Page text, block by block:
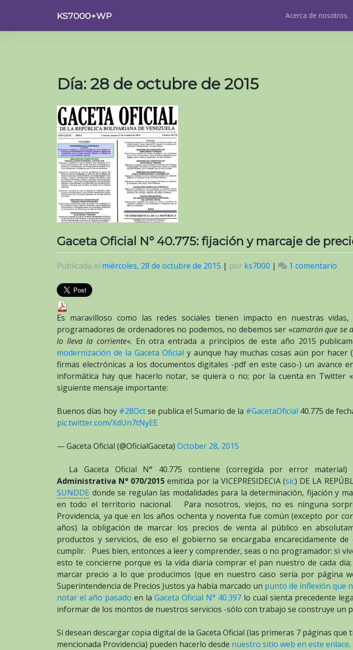
contenido
KS7000+WP Acerca de nosotros.
Día: 28 de octubre de 2015
Gaceta Oficial N° 40.775: fijación y marcaje de
Publicada el miércoles, 28 de octubre de 2015 | por ks7000 | 1 comentario
y
de
Es maravilloso como las redes sociales tienen impacto en nuestras
programadores de ordenadores no podemos, no debemos ser «camarón que se
lo lleva la corriente«. En otra entrada a principios de este año 2015
modernización de la Gaceta Oficial y aunque hay muchas cosas aún por hacer
firmas electrónicas a los documentos digitales -pdf en este caso-) un avance
informática hay que hacerlo notar, se quiera o no; por la cuenta en Twitter
siguiente mensaje importante:
Buenos días hoy #28Octse publica el Sumario de la #GacetaOficial 40.775 de
pic.twitter.com/XdUn7tNyEE
— Gaceta Oficial (@OficialGaceta) October 28, 2015
La Gaceta Oficial N° 40.775 contiene (corregida por error material)
Administrativa N° 070/2015emitida por la VICEPRESIDECIA (sic) DE LA
SUNDDE donde se regulan las modalidades para la determinación, fijación y
en todo el territorio nacional. Para nosotros, viejos, no es ninguna
Providencia, ya que en los años ochenta y noventa fue común (excepto por
años) la obligación de marcar los precios de venta al público en
productos y servicios, de eso el gobierno se encargaba encarecidamente
cumplir. Pues bien, entonces a leer y comprender, seas o no programador: si
esto te concierne porque es la vida diaria comprar el pan nuestro de cada
marcar precio a lo que producimos (que en nuestro caso sería por página
Superintendencia de Precios Justos ya había marcado un punto de inflexión que
notar el año pasado en la Gaceta Oficial N° 40.397 lo cual sienta precedente
informar de los montos de nuestros servicios -sólo con trabajo se construye un
Si desean descargar copia digital de la Gaceta Oficial (las primeras 7 páginas que
mencionada Providencia) pueden hacerlo desde nuestro sitio web en este enlace.